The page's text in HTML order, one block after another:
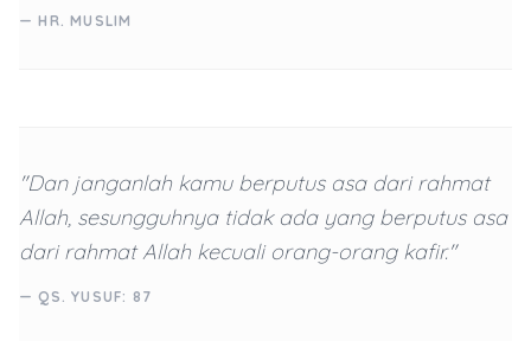
— HR. MUSLIM
"Dan janganlah kamu berputus asa dari rahmat
Allah, sesungguhnya tidak ada yang berputus asa
dari rahmat Allah kecuali orang-orang kafir."
— QS. YUSUF: 87